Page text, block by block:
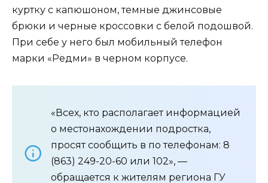
куртку с капюшоном, темные джинсовые
брюки и черные кроссовки с белой подошвой.
При себе у него был мобильный телефон
марки «Редми» в черном корпусе.
«Всех, кто располагает информацией
о местонахождении подростка,
просят сообщить в по телефонам: 8
(863) 249-20-60 или 102», —
обращается к жителям региона ГУ